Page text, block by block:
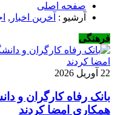
صفحه اصلی
آرشیو : آخرین اخبار ,
فرهنگی
22 آوریل 2026
بانک رفاه کارگران و
همکاری امضا کردند